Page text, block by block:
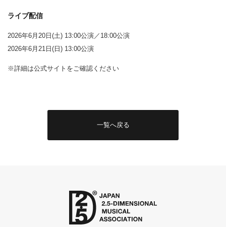
ライブ配信
2026年6月20日(土) 13:00公演／18:00公演
2026年6月21日(日) 13:00公演
※詳細は公式サイトをご確認ください
一覧へ戻る